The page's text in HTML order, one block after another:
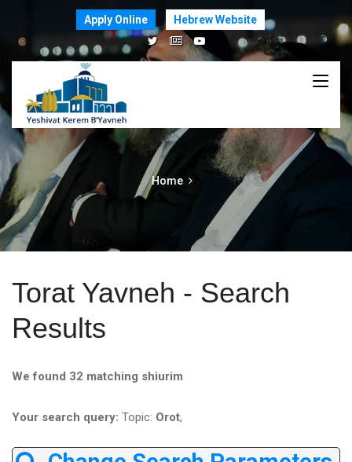
Apply Online Hebrew Website
Home
Torat Yavneh - Search
Results
We found 32 matching shiurim
Your search query: Topic: Orot,